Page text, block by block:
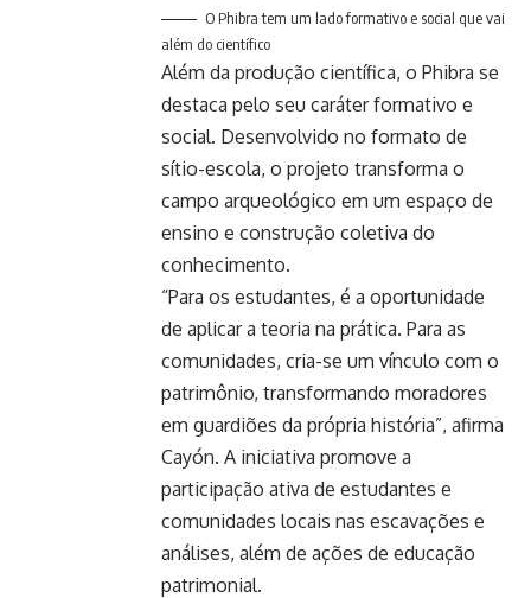
O Phibra tem um lado formativo e social que vai
além do científico
Além da produção científica, o Phibra se
destaca pelo seu caráter formativo e
social. Desenvolvido no formato de
sítio-escola, o projeto transforma o
campo arqueológico em um espaço de
ensino e construção coletiva do
conhecimento.
“Para os estudantes, é a oportunidade
de aplicar a teoria na prática. Para as
comunidades, cria-se um vínculo com o
patrimônio, transformando moradores
em guardiões da própria história”, afirma
Cayón. A iniciativa promove a
participação ativa de estudantes e
comunidades locais nas escavações e
análises, além de ações de educação
patrimonial.